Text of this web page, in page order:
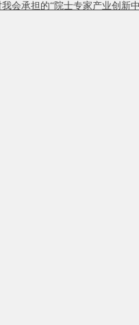
会承担的“院士专家产业创新